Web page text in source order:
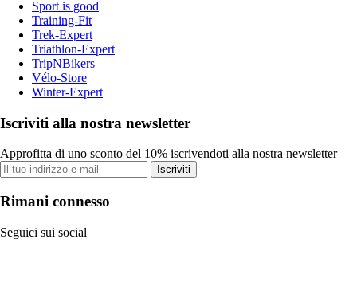
Sport is good
Training-Fit
Trek-Expert
Triathlon-Expert
TripNBikers
Vélo-Store
Winter-Expert
Iscriviti alla nostra newsletter
Approfitta di uno sconto del 10% iscrivendoti alla nostra newsletter
Iscriviti
Rimani connesso
Seguici sui social